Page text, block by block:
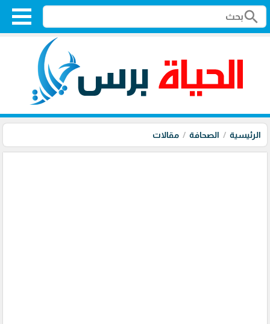
search
الرئيسية الصحافة مقالات